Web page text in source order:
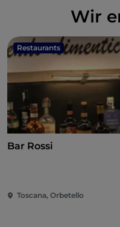
Wir
Restaurants
Bar Rossi
Toscana, Orbetello